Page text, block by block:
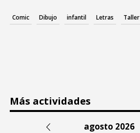
Comic Dibujo infantil Letras Taller
Más actividades
agosto 2026